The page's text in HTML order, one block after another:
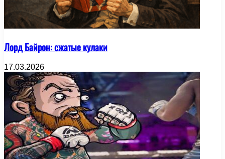
Лорд Байрон: cжатые кулаки
17.03.2026